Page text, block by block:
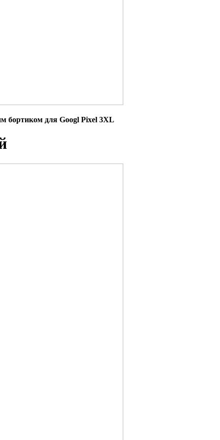
бортиком для Googl Pixel 3XL